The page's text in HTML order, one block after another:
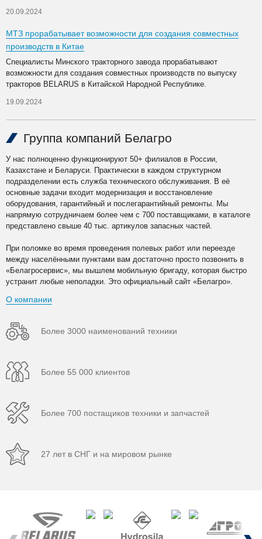
20.09.2024
МТЗ прорабатывает возможности для создания совместных
производств в Китае
Специалисты Минского тракторного завода прорабатывают
возможности для создания совместных производств по выпуску
тракторов BELARUS в Китайской Народной Республике.
19.09.2024
Группа компаний Белагро
У нас полноценно функционируют 50+ филиалов в России,
Казахстане и Беларуси. Практически в каждом структурном
подразделении есть служба технического обслуживания. В её
основные задачи входит модернизация и восстановление
оборудования, гарантийный и послегарантийный ремонты. Мы
напрямую сотрудничаем более чем с 700 поставщиками, в каталоге
представлено свыше 40 тыс. артикулов запасных частей.
При поломке во время проведения полевых работ или переезде
между населёнными пунктами вам достаточно просто позвонить в
«Белагросервис», мы вышлем мобильную бригаду, которая быстро
устранит любые неполадки. Это официальный сайт «Белагро».
О компании
Более 3000 наименований техники
Более 55 000 клиентов
Более 700 постащиков техники и запчастей
27 лет в СНГ и на мировом рынке